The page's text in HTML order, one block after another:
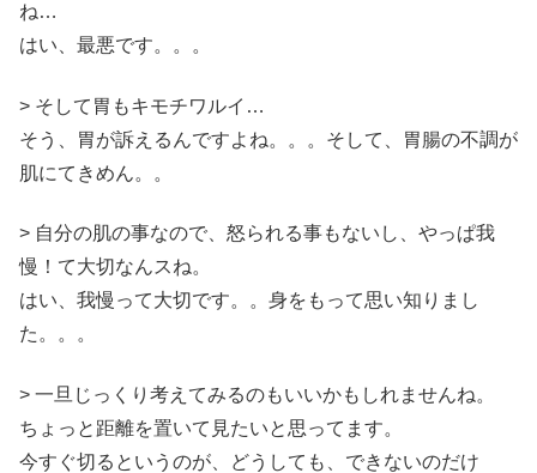
ね…
はい、最悪です。。。
> そして胃もキモチワルイ…
そう、胃が訴えるんですよね。。。そして、胃腸の不調が
肌にてきめん。。
> 自分の肌の事なので、怒られる事もないし、やっぱ我
慢！て大切なんスね。
はい、我慢って大切です。。身をもって思い知りまし
た。。。
> 一旦じっくり考えてみるのもいいかもしれませんね。
ちょっと距離を置いて見たいと思ってます。
今すぐ切るというのが、どうしても、できないのだけ